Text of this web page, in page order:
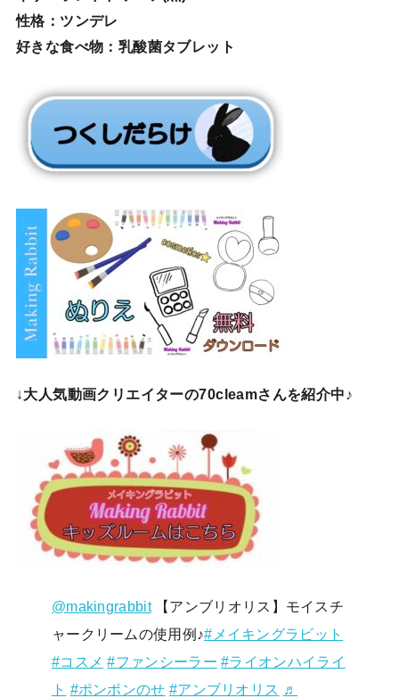
性格：ツンデレ
好きな食べ物：乳酸菌タブレット
↓大人気動画クリエイターの70cleamさんを紹介中♪
@makingrabbit【アンブリオリス】モイスチ
ャークリームの使用例♪#メイキングラビット
#コスメ #ファンシーラー #ライオンハイライ
ト #ポンポンのせ #アンブリオリス
♬